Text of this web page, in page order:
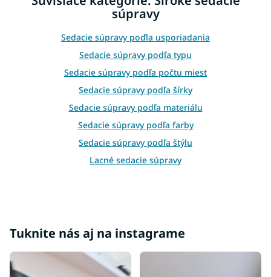
a
c
e
p
r
v
y
v
p
i
u
súpravy
Sedacie súpravy poďla usporiadania
Sedacie súpravy podľa typu
Sedacie súpravy podľa počtu miest
Sedacie súpravy podľa šírky
Sedacie súpravy podľa materiálu
Sedacie súpravy podľa farby
Sedacie súpravy podľa štýlu
Lacné sedacie súpravy
Tuknite nás aj na instagrame